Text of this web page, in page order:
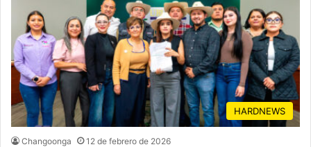
HARDNEWS
Changoonga 12 de febrero de 2026